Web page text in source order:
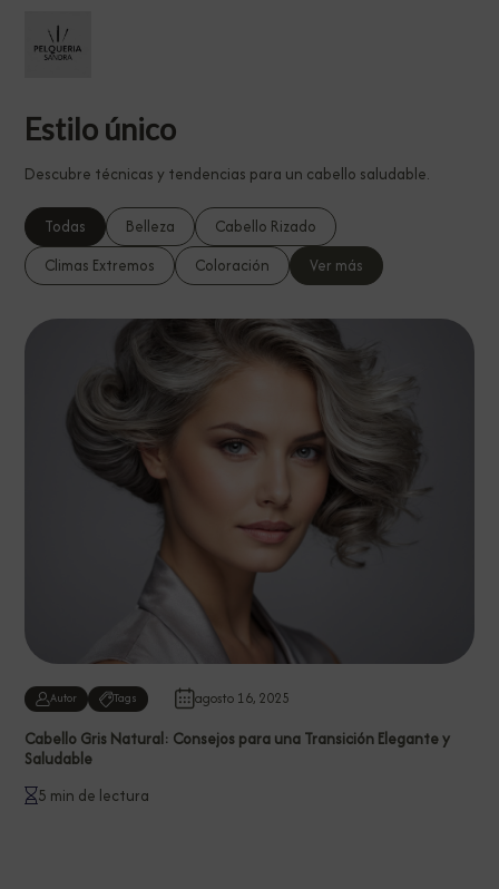
Estilo único
Descubre técnicas y tendencias para un cabello saludable.
Todas Belleza
Cabello Rizado
Climas Extremos
Coloración Ver más
Autor Tags agosto 16, 2025
Cabello Gris Natural: Consejos para una Transición Elegante y
Saludable
5 min de lectura